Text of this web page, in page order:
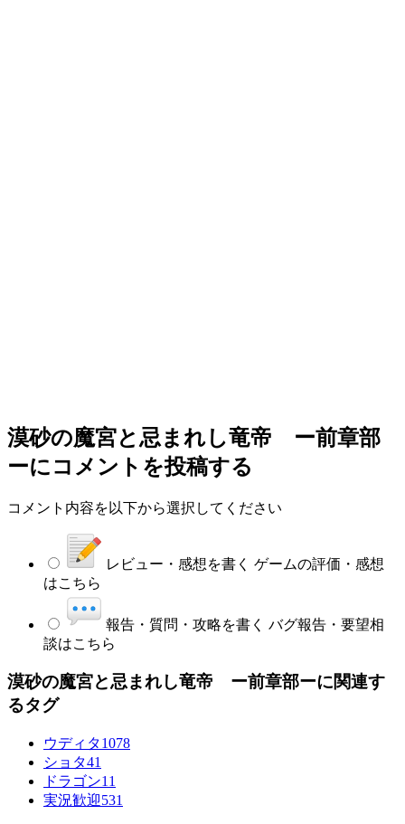
漠砂の魔宮と忌まれし竜帝 ー前章部
ーにコメントを投稿する
コメント内容を以下から選択してください
レビュー・感想を書く ゲームの評価・感想
はこちら
報告・質問・攻略を書く バグ報告・要望相
談はこちら
漠砂の魔宮と忌まれし竜帝 ー前章部ーに関連す
るタグ
ウディタ1078
ショタ41
ドラゴン11
実況歓迎531